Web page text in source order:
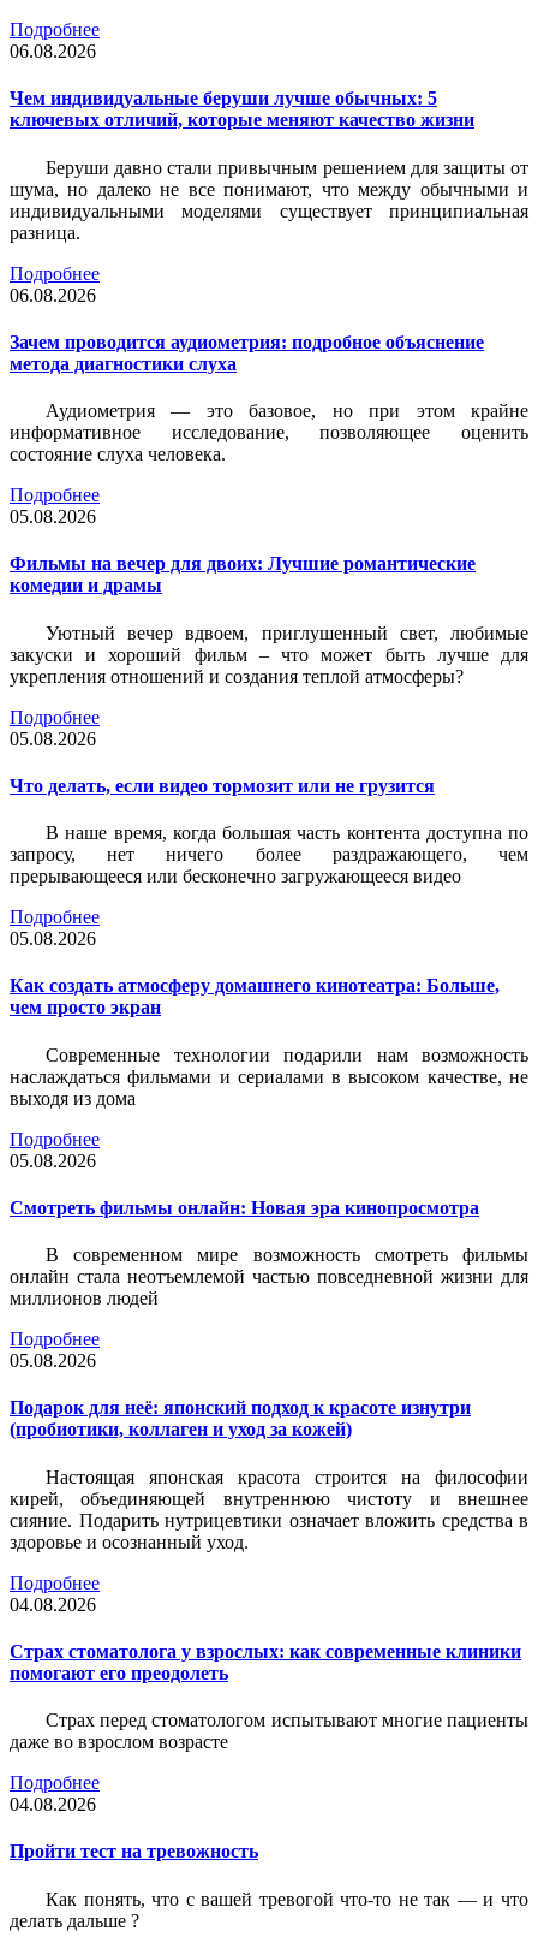
Подробнее
06.08.2026
Чем индивидуальные беруши лучше обычных: 5
ключевых отличий, которые меняют качество жизни
Беруши давно стали привычным решением для защиты от
шума, но далеко не все понимают, что между обычными и
индивидуальными моделями существует принципиальная
разница.
Подробнее
06.08.2026
Зачем проводится аудиометрия: подробное объяснение
метода диагностики слуха
Аудиометрия — это базовое, но при этом крайне
информативное исследование, позволяющее оценить
состояние слуха человека.
Подробнее
05.08.2026
Фильмы на вечер для двоих: Лучшие романтические
комедии и драмы
Уютный вечер вдвоем, приглушенный свет, любимые
закуски и хороший фильм – что может быть лучше для
укрепления отношений и создания теплой атмосферы?
Подробнее
05.08.2026
Что делать, если видео тормозит или не грузится
В наше время, когда большая часть контента доступна по
запросу, нет ничего более раздражающего, чем
прерывающееся или бесконечно загружающееся видео
Подробнее
05.08.2026
Как создать атмосферу домашнего кинотеатра: Больше,
чем просто экран
Современные технологии подарили нам возможность
наслаждаться фильмами и сериалами в высоком качестве, не
выходя из дома
Подробнее
05.08.2026
Смотреть фильмы онлайн: Новая эра кинопросмотра
В современном мире возможность смотреть фильмы
онлайн стала неотъемлемой частью повседневной жизни для
миллионов людей
Подробнее
05.08.2026
Подарок для неё: японский подход к красоте изнутри
(пробиотики, коллаген и уход за кожей)
Настоящая японская красота строится на философии
кирей, объединяющей внутреннюю чистоту и внешнее
сияние. Подарить нутрицевтики означает вложить средства в
здоровье и осознанный уход.
Подробнее
04.08.2026
Страх стоматолога у взрослых: как современные клиники
помогают его преодолеть
Страх перед стоматологом испытывают многие пациенты
даже во взрослом возрасте
Подробнее
04.08.2026
Пройти тест на тревожность
Как понять, что с вашей тревогой что-то не так — и что
делать дальше ?